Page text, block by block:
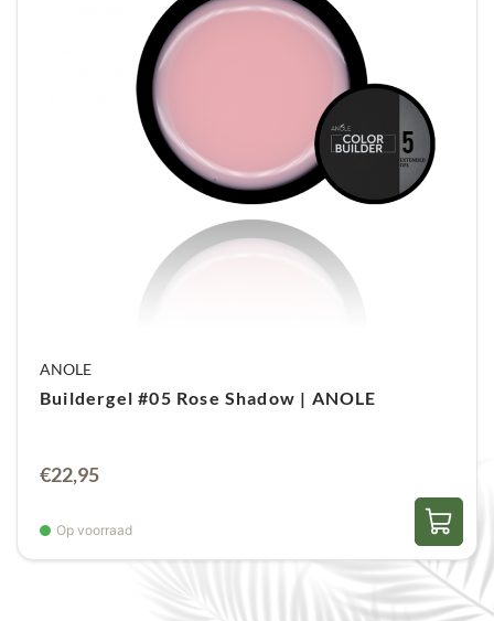
ANOLE
Buildergel #05 Rose Shadow | ANOLE
€22,95
Op voorraad